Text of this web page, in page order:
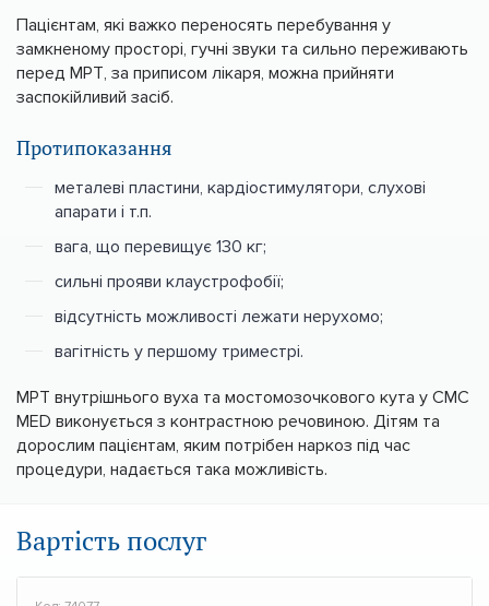
Пацієнтам, які важко переносять перебування у
замкненому просторі, гучні звуки та сильно переживають
перед МРТ, за приписом лікаря, можна прийняти
заспокійливий засіб.
Протипоказання
металеві пластини, кардіостимулятори, слухові
апарати і т.п.
вага, що перевищує 130 кг;
сильні прояви клаустрофобії;
відсутність можливості лежати нерухомо;
вагітність у першому триместрі.
МРТ внутрішнього вуха та мостомозочкового кута у CMC
MED виконується з контрастною речовиною. Дітям та
дорослим пацієнтам, яким потрібен наркоз під час
процедури, надається така можливість.
Вартість послуг